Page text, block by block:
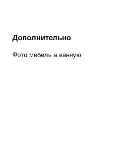
Дополнительно
Фото мебель а ванную